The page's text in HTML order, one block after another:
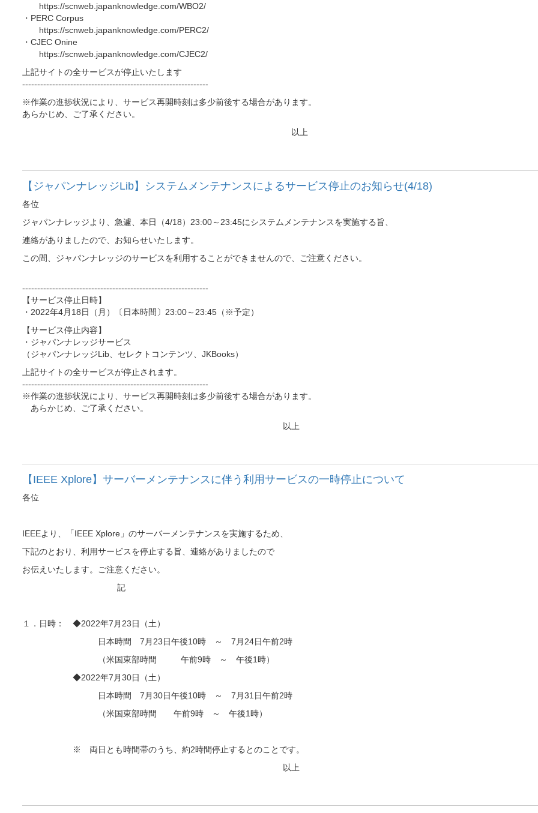
https://scnweb.japanknowledge.com/WBO2/
・PERC Corpus
https://scnweb.japanknowledge.com/PERC2/
・CJEC Onine
https://scnweb.japanknowledge.com/CJEC2/
上記サイトの全サービスが停止いたします
--------------------------------------------------------------
※作業の進捗状況により、サービス再開時刻は多少前後する場合があります。
あらかじめ、ご了承ください。
以上
【ジャパンナレッジLib】システムメンテナンスによるサービス停止のお知らせ(4/18)
各位
ジャパンナレッジより、急遽、本日（4/18）23:00～23:45にシステムメンテナンスを実施する旨、
連絡がありましたので、お知らせいたします。
この間、ジャパンナレッジのサービスを利用することができませんので、ご注意ください。
--------------------------------------------------------------
【サービス停止日時】
・2022年4月18日（月）〔日本時間〕23:00～23:45（※予定）
【サービス停止内容】
・ジャパンナレッジサービス
（ジャパンナレッジLib、セレクトコンテンツ、JKBooks）
上記サイトの全サービスが停止されます。
--------------------------------------------------------------
※作業の進捗状況により、サービス再開時刻は多少前後する場合があります。
あらかじめ、ご了承ください。
以上
【IEEE Xplore】サーバーメンテナンスに伴う利用サービスの一時停止について
各位
IEEEより、「IEEE Xplore」のサーバーメンテナンスを実施するため、
下記のとおり、利用サービスを停止する旨、連絡がありましたので
お伝えいたします。ご注意ください。
記
１．日時： ◆2022年7月23日（土）
日本時間 7月23日午後10時 ～ 7月24日午前2時
（米国東部時間 午前9時 ～ 午後1時）
◆2022年7月30日（土）
日本時間 7月30日午後10時 ～ 7月31日午前2時
（米国東部時間 午前9時 ～ 午後1時）
※ 両日とも時間帯のうち、約2時間停止するとのことです。
以上